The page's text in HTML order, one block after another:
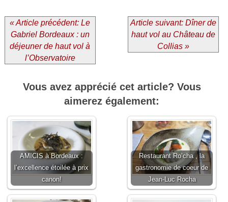
« Article précédent: Le
Gabriel Bordeaux : un
déjeuner de haut vol à
l’Observatoire
Article suivant: Dîner de
haut vol au Château de
Collias »
Vous avez apprécié cet article? Vous
aimerez également:
AMICIS à Bordeaux :
l’excellence étoilée à prix
canon!
Restaurant Ro’cha , la
gastronomie de coeur de
Jean-Luc Rocha